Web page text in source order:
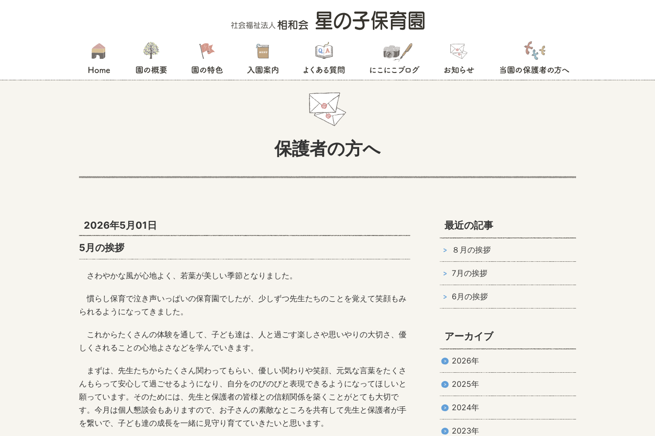
保護者の方へ
2026年5月01日
5月の挨拶
さわやかな風が心地よく、若葉が美しい季節となりました。
慣らし保育で泣き声いっぱいの保育園でしたが、少しずつ先生たちのことを覚えて笑顔もみ
られるようになってきました。
これからたくさんの体験を通して、子ども達は、人と過ごす楽しさや思いやりの大切さ、優
しくされることの心地よさなどを学んでいきます。
まずは、先生たちからたくさん関わってもらい、優しい関わりや笑顔、元気な言葉をたくさ
んもらって安心して過ごせるようになり、自分をのびのびと表現できるようになってほしいと
願っています。そのためには、先生と保護者の皆様との信頼関係を築くことがとても大切で
す。今月は個人懇談会もありますので、お子さんの素敵なところを共有して先生と保護者が手
を繋いで、子ども達の成長を一緒に見守り育てていきたいと思います。
最近の記事
８月の挨拶
7月の挨拶
6月の挨拶
アーカイブ
2026年
2025年
2024年
2023年